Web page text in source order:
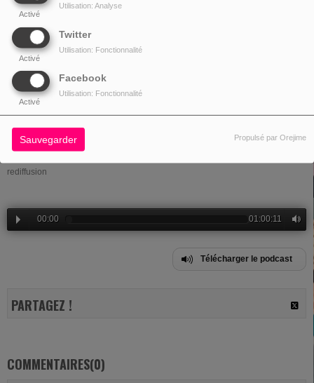
Activé
Utilisation: Analyse
Twitter
Activé
Utilisation: Fonctionnalité
Facebook
Activé
Utilisation: Fonctionnalité
Sauvegarder Propulsé par Orejime
13 MAI 2026 - 22:39 - 609VUES
rediffusion
00:00 01:00:11
Télécharger le podcast
PARTAGEZ !
COMMENTAIRES(0)